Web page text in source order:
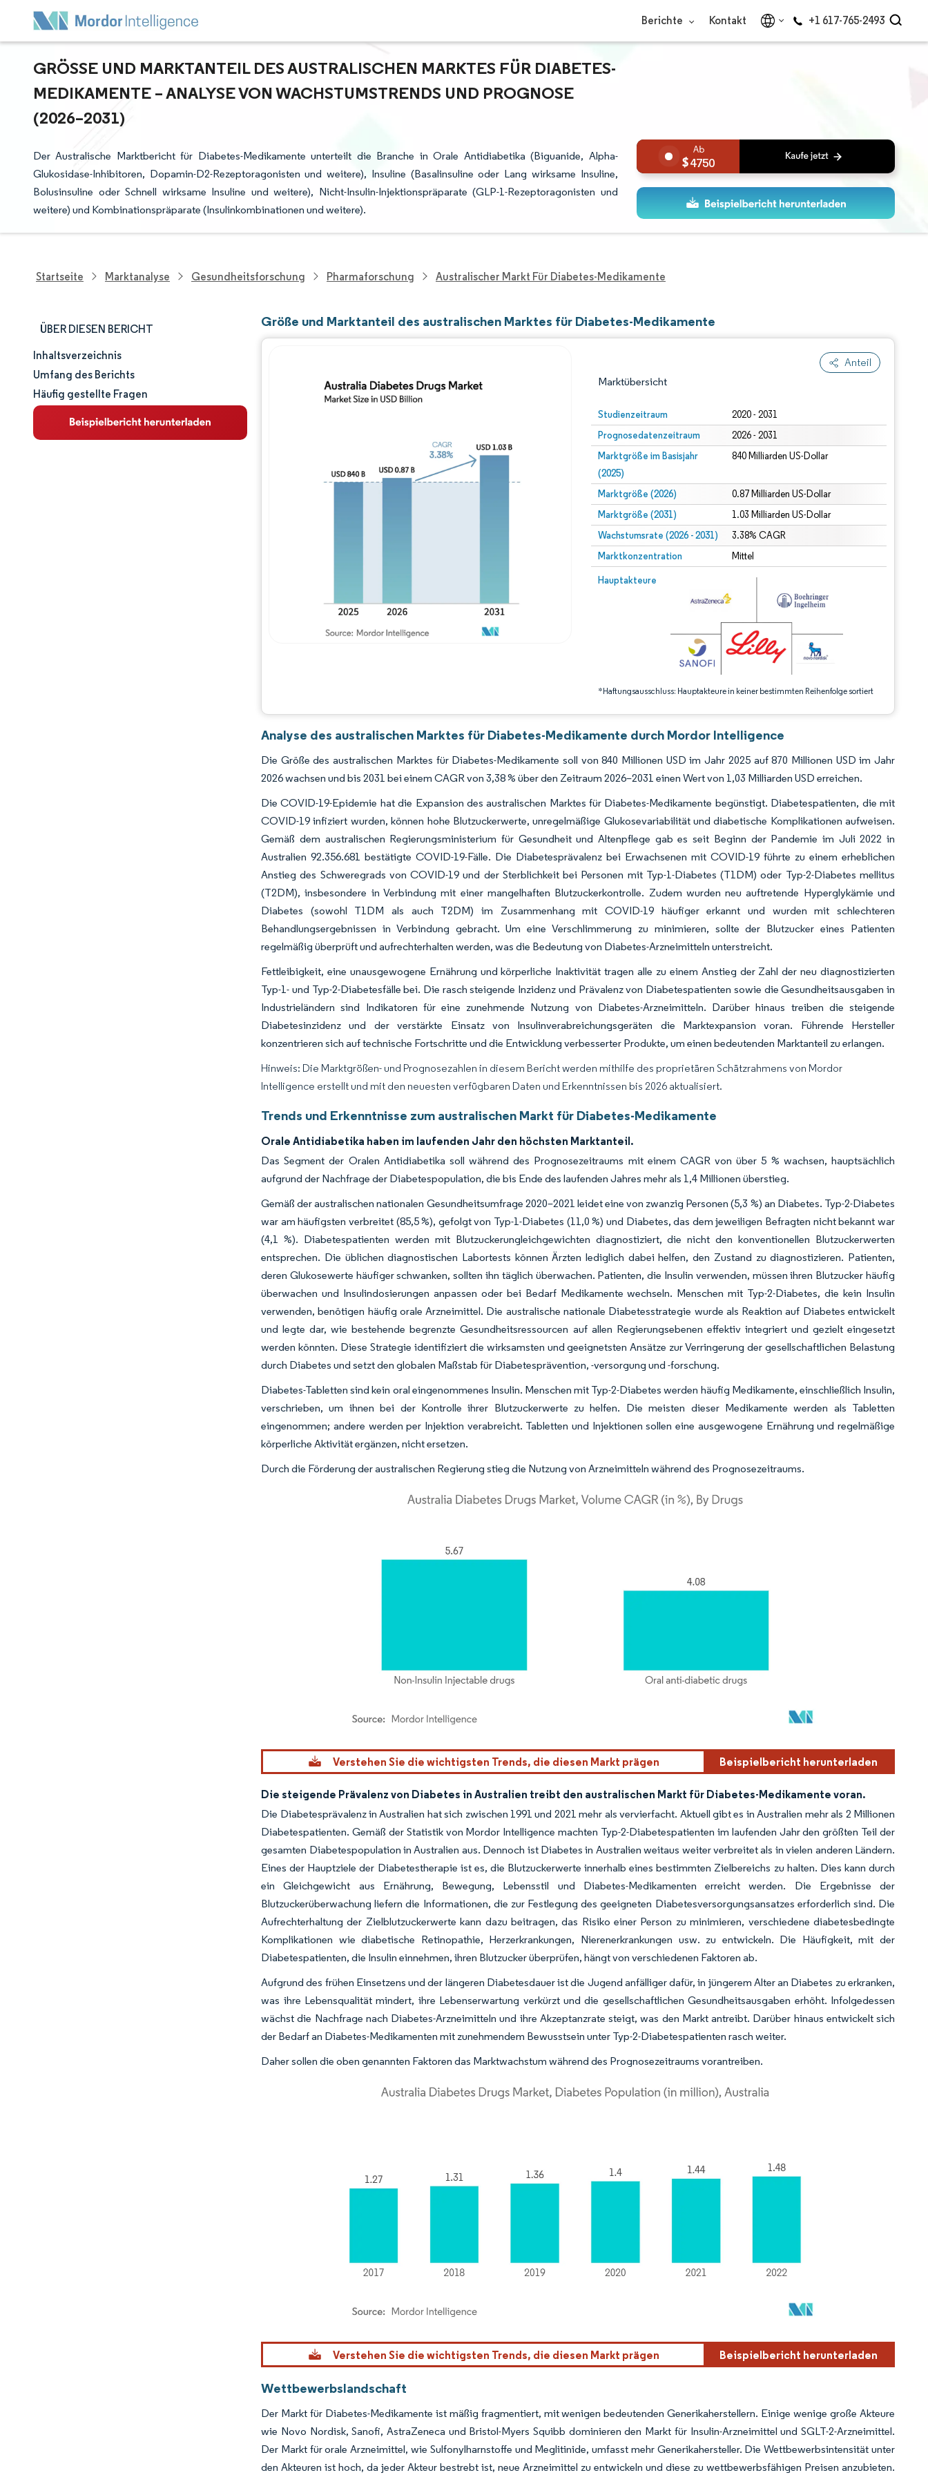
Berichte Kontakt +1 617-765-2493
GRÖSSE UND MARKTANTEIL DES AUSTRALISCHEN MARKTES FÜR DIABETES-M
EDIKAMENTE – ANALYSE VON WACHSTUMSTRENDS UND PROGNOSE (
2026–2031)
Der Australische Marktbericht für Diabetes-Medikamente unterteilt die Branche in Orale Antidiabetika (Biguanide, Alpha-
Glukosidase-Inhibitoren, Dopamin-D2-Rezeptoragonisten und weitere), Insuline (Basalinsuline oder Lang wirksame Insuline,
Bolusinsuline oder Schnell wirksame Insuline und weitere), Nicht-Insulin-Injektionspräparate (GLP-1-Rezeptoragonisten und
weitere) und Kombinationspräparate (Insulinkombinationen und weitere).
4750
Startseite Marktanalyse Gesundheitsforschung Pharmaforschung Australischer Markt Für Diabetes-Medikamente
ÜBER DIESEN BERICHT
Marktgröße und -anteil
Marktanalyse
Trends und Einblicke
Inhaltsverzeichnis
Umfang des Berichts
Häufig gestellte Fragen
Größe und Marktanteil des australischen Marktes für Diabetes-Medikamente
Anteil
Marktübersicht
Studienzeitraum 2020 - 2031
Prognosedatenzeitraum 2026 - 2031
Marktgröße im Basisjahr
(2025)
840 Milliarden US-Dollar
Marktgröße (2026) 0.87 Milliarden US-Dollar
Marktgröße (2031) 1.03 Milliarden US-Dollar
Wachstumsrate (2026 - 2031) 3.38% CAGR
Marktkonzentration Mittel
Hauptakteure
*Haftungsausschluss: Hauptakteure in keiner bestimmten Reihenfolge sortiert
Bild © Mordor Intelligence. Wiederverwendung erfordert Namensnennung gemäß CC BY 4.0.
Bild © Mordor Intelligence. Wiederverwendung erfordert Namensnennung gemäß CC BY 4.0.
Analyse des australischen Marktes für Diabetes-Medikamente durch Mordor Intelligence
Die Größe des australischen Marktes für Diabetes-Medikamente soll von 840 Millionen USD im Jahr 2025 auf 870 Millionen USD im Jahr
2026 wachsen und bis 2031 bei einem CAGR von 3,38 % über den Zeitraum 2026–2031 einen Wert von 1,03 Milliarden USD erreichen.
Die COVID-19-Epidemie hat die Expansion des australischen Marktes für Diabetes-Medikamente begünstigt. Diabetespatienten, die mit
COVID-19 infiziert wurden, können hohe Blutzuckerwerte, unregelmäßige Glukosevariabilität und diabetische Komplikationen aufweisen.
Gemäß dem australischen Regierungsministerium für Gesundheit und Altenpflege gab es seit Beginn der Pandemie im Juli 2022 in
Australien 92.356.681 bestätigte COVID-19-Fälle. Die Diabetesprävalenz bei Erwachsenen mit COVID-19 führte zu einem erheblichen
Anstieg des Schweregrads von COVID-19 und der Sterblichkeit bei Personen mit Typ-1-Diabetes (T1DM) oder Typ-2-Diabetes mellitus
(T2DM), insbesondere in Verbindung mit einer mangelhaften Blutzuckerkontrolle. Zudem wurden neu auftretende Hyperglykämie und
Diabetes (sowohl T1DM als auch T2DM) im Zusammenhang mit COVID-19 häufiger erkannt und wurden mit schlechteren
Behandlungsergebnissen in Verbindung gebracht. Um eine Verschlimmerung zu minimieren, sollte der Blutzucker eines Patienten
regelmäßig überprüft und aufrechterhalten werden, was die Bedeutung von Diabetes-Arzneimitteln unterstreicht.
Fettleibigkeit, eine unausgewogene Ernährung und körperliche Inaktivität tragen alle zu einem Anstieg der Zahl der neu diagnostizierten
Typ-1- und Typ-2-Diabetesfälle bei. Die rasch steigende Inzidenz und Prävalenz von Diabetespatienten sowie die Gesundheitsausgaben in
Industrieländern sind Indikatoren für eine zunehmende Nutzung von Diabetes-Arzneimitteln. Darüber hinaus treiben die steigende
Diabetesinzidenz und der verstärkte Einsatz von Insulinverabreichungsgeräten die Marktexpansion voran. Führende Hersteller
konzentrieren sich auf technische Fortschritte und die Entwicklung verbesserter Produkte, um einen bedeutenden Marktanteil zu erlangen.
Hinweis: Die Marktgrößen- und Prognosezahlen in diesem Bericht werden mithilfe des proprietären Schätzrahmens von Mordor
Intelligence erstellt und mit den neuesten verfügbaren Daten und Erkenntnissen bis 2026 aktualisiert.
Trends und Erkenntnisse zum australischen Markt für Diabetes-Medikamente
Orale Antidiabetika haben im laufenden Jahr den höchsten Marktanteil.
Das Segment der Oralen Antidiabetika soll während des Prognosezeitraums mit einem CAGR von über 5 % wachsen, hauptsächlich
aufgrund der Nachfrage der Diabetespopulation, die bis Ende des laufenden Jahres mehr als 1,4 Millionen überstieg.
Gemäß der australischen nationalen Gesundheitsumfrage 2020–2021 leidet eine von zwanzig Personen (5,3 %) an Diabetes. Typ-2-Diabetes
war am häufigsten verbreitet (85,5 %), gefolgt von Typ-1-Diabetes (11,0 %) und Diabetes, das dem jeweiligen Befragten nicht bekannt war
(4,1 %). Diabetespatienten werden mit Blutzuckerungleichgewichten diagnostiziert, die nicht den konventionellen Blutzuckerwerten
entsprechen. Die üblichen diagnostischen Labortests können Ärzten lediglich dabei helfen, den Zustand zu diagnostizieren. Patienten,
deren Glukosewerte häufiger schwanken, sollten ihn täglich überwachen. Patienten, die Insulin verwenden, müssen ihren Blutzucker häufig
überwachen und Insulindosierungen anpassen oder bei Bedarf Medikamente wechseln. Menschen mit Typ-2-Diabetes, die kein Insulin
verwenden, benötigen häufig orale Arzneimittel. Die australische nationale Diabetesstrategie wurde als Reaktion auf Diabetes entwickelt
und legte dar, wie bestehende begrenzte Gesundheitsressourcen auf allen Regierungsebenen effektiv integriert und gezielt eingesetzt
werden könnten. Diese Strategie identifiziert die wirksamsten und geeignetsten Ansätze zur Verringerung der gesellschaftlichen Belastung
durch Diabetes und setzt den globalen Maßstab für Diabetesprävention, -versorgung und -forschung.
Diabetes-Tabletten sind kein oral eingenommenes Insulin. Menschen mit Typ-2-Diabetes werden häufig Medikamente, einschließlich Insulin,
verschrieben, um ihnen bei der Kontrolle ihrer Blutzuckerwerte zu helfen. Die meisten dieser Medikamente werden als Tabletten
eingenommen; andere werden per Injektion verabreicht. Tabletten und Injektionen sollen eine ausgewogene Ernährung und regelmäßige
körperliche Aktivität ergänzen, nicht ersetzen.
Durch die Förderung der australischen Regierung stieg die Nutzung von Arzneimitteln während des Prognosezeitraums.
Bild © Mordor Intelligence. Wiederverwendung erfordert Namensnennung gemäß CC BY 4.0.
Verstehen Sie die wichtigsten Trends, die diesen Markt prägen Beispielbericht herunterladen
Die steigende Prävalenz von Diabetes in Australien treibt den australischen Markt für Diabetes-Medikamente voran.
Die Diabetesprävalenz in Australien hat sich zwischen 1991 und 2021 mehr als vervierfacht. Aktuell gibt es in Australien mehr als 2 Millionen
Diabetespatienten. Gemäß der Statistik von Mordor Intelligence machten Typ-2-Diabetespatienten im laufenden Jahr den größten Teil der
gesamten Diabetespopulation in Australien aus. Dennoch ist Diabetes in Australien weitaus weiter verbreitet als in vielen anderen Ländern.
Eines der Hauptziele der Diabetestherapie ist es, die Blutzuckerwerte innerhalb eines bestimmten Zielbereichs zu halten. Dies kann durch
ein Gleichgewicht aus Ernährung, Bewegung, Lebensstil und Diabetes-Medikamenten erreicht werden. Die Ergebnisse der
Blutzuckerüberwachung liefern die Informationen, die zur Festlegung des geeigneten Diabetesversorgungsansatzes erforderlich sind. Die
Aufrechterhaltung der Zielblutzuckerwerte kann dazu beitragen, das Risiko einer Person zu minimieren, verschiedene diabetesbedingte
Komplikationen wie diabetische Retinopathie, Herzerkrankungen, Nierenerkrankungen usw. zu entwickeln. Die Häufigkeit, mit der
Diabetespatienten, die Insulin einnehmen, ihren Blutzucker überprüfen, hängt von verschiedenen Faktoren ab.
Aufgrund des frühen Einsetzens und der längeren Diabetesdauer ist die Jugend anfälliger dafür, in jüngerem Alter an Diabetes zu erkranken,
was ihre Lebensqualität mindert, ihre Lebenserwartung verkürzt und die gesellschaftlichen Gesundheitsausgaben erhöht. Infolgedessen
wächst die Nachfrage nach Diabetes-Arzneimitteln und ihre Akzeptanzrate steigt, was den Markt antreibt. Darüber hinaus entwickelt sich
der Bedarf an Diabetes-Medikamenten mit zunehmendem Bewusstsein unter Typ-2-Diabetespatienten rasch weiter.
Daher sollen die oben genannten Faktoren das Marktwachstum während des Prognosezeitraums vorantreiben.
Bild © Mordor Intelligence. Wiederverwendung erfordert Namensnennung gemäß CC BY 4.0.
Verstehen Sie die wichtigsten Trends, die diesen Markt prägen Beispielbericht herunterladen
Wettbewerbslandschaft
Der Markt für Diabetes-Medikamente ist mäßig fragmentiert, mit wenigen bedeutenden Generikaherstellern. Einige wenige große Akteure
wie Novo Nordisk, Sanofi, AstraZeneca und Bristol-Myers Squibb dominieren den Markt für Insulin-Arzneimittel und SGLT-2-Arzneimittel.
Der Markt für orale Arzneimittel, wie Sulfonylharnstoffe und Meglitinide, umfasst mehr Generikahersteller. Die Wettbewerbsintensität unter
den Akteuren ist hoch, da jeder Akteur bestrebt ist, neue Arzneimittel zu entwickeln und diese zu wettbewerbsfähigen Preisen anzubieten.